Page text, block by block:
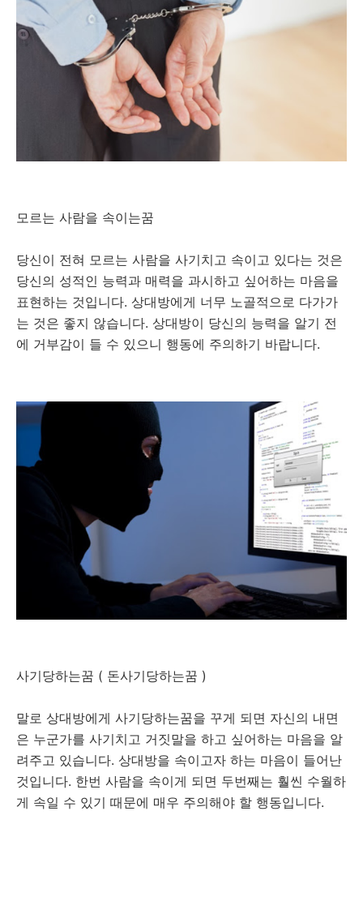
모르는 사람을 속이는꿈
당신이 전혀 모르는 사람을 사기치고 속이고 있다는 것은
당신의 성적인 능력과 매력을 과시하고 싶어하는 마음을
표현하는 것입니다. 상대방에게 너무 노골적으로 다가가
는 것은 좋지 않습니다. 상대방이 당신의 능력을 알기 전
에 거부감이 들 수 있으니 행동에 주의하기 바랍니다.
사기당하는꿈 ( 돈사기당하는꿈 )
말로 상대방에게 사기당하는꿈을 꾸게 되면 자신의 내면
은 누군가를 사기치고 거짓말을 하고 싶어하는 마음을 알
려주고 있습니다. 상대방을 속이고자 하는 마음이 들어난
것입니다. 한번 사람을 속이게 되면 두번째는 훨씬 수월하
게 속일 수 있기 때문에 매우 주의해야 할 행동입니다.